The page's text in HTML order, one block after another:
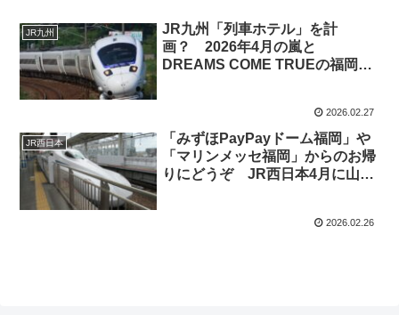
JR九州
JR九州「列車ホテル」を計
画？ 2026年4月の嵐と
DREAMS COME TRUEの福岡市
2026.02.27
JR西日本
「みずほPayPayドーム福岡」や
「マリンメッセ福岡」からのお帰
りにどうぞ JR西日本4月に山陽
2026.02.26